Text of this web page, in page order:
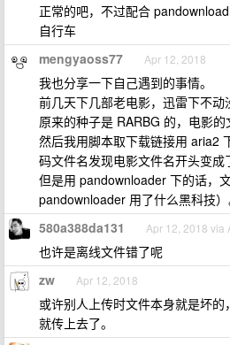
正常的吧，不过配合
自行车
mengyaoss77 Apr 12, 2018
我也分享一下自己遇到的事情。
前几天下几部老电影，迅雷下不动
原来的种子是 RARBG 的，电影的
然后我用脚本取下载链接用 aria2
码文件名发现电影文件名开头变成
但是用 pandownloader 下的话，
pandownloader 用了什么黑科技）
580a388da131 Apr 12, 2018 via
也许是离线文件错了呢
zw Apr 12, 2018
或许别人上传时文件本身就是坏
就传上去了。